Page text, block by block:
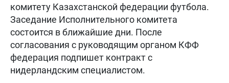
комитету Казахстанской федерации футбола.
Заседание Исполнительного комитета
состоится в ближайшие дни. После
согласования с руководящим органом КФФ
федерация подпишет контракт с
нидерландским специалистом.